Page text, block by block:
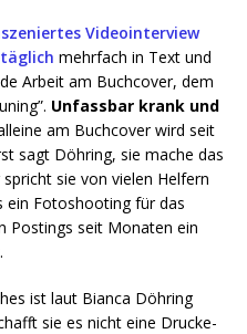
Video­in­ter­view
mehr­fach in Text und
Arbeit am Buch­co­ver, dem
Unfass­bar krank und
am Buch­co­ver wird seit
sagt Döh­ring, sie mache das
sie von vie­len Hel­fern
ein Foto­shoo­ting für das
Pos­tings seit Mona­ten ein
ist laut Bian­ca Döh­ring
sie es nicht eine Dru­cke­